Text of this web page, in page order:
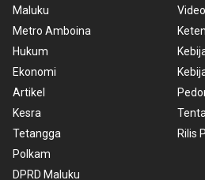
Maluku
Metro Amboina
Hukum
Ekonomi
Artikel
Kesra
Tetangga
Polkam
DPRD Maluku
Video
Rilis